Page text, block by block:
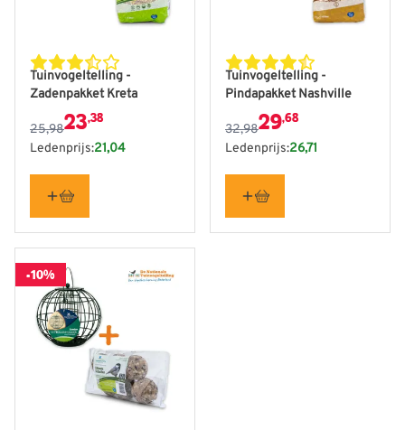
Tuinvogeltelling -
Zadenpakket Kreta
De prijs is afhankelijk van de gekozen opties op de
25,9823,38
Ledenprijs:21,04
Tuinvogeltelling -
Pindapakket Nashville
De prijs is afhankelijk van
32,9829,68
Ledenprijs:26,71
-10%